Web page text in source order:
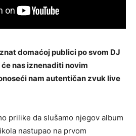
domaćoj publici po svom DJ
nas iznenaditi novim
nam autentičan zvuk live
prilike da slušamo njegov album
nastupao na prvom